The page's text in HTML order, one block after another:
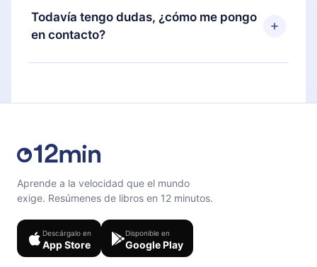
También puedes leer o escuchar tus títulos
favoritos sin conexión y desafiarte con un
puedes cancelar en cualquier momento y el
próximo ciclo de facturación no ocurrirá.
Todavía tengo dudas, ¿cómo me pongo
en contacto?
Siéntete libre de contactarnos en
Aprende a la velocidad que el mundo
exige. Resúmenes de libros en 12 minutos.
Descárgalo en
App Store
Disponible en
Google Play